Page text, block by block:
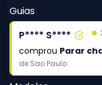
Guias
eBooks
Central de ajuda
Casos de sucesso
P**** S****
comprou Parar
de Sao Paulo
P**** S****
comprou Parar
de Sao Paulo